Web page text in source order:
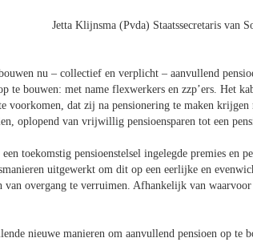
Jetta Klijnsma (Pvda) Staatssecretaris van
nu – collectief en verplicht – aanvullend
te bouwen: met name flexwerkers en zzp’ers. Het
voorkomen, dat zij na pensionering te maken
oplopend van vrijwillig pensioensparen tot een
toekomstig pensioenstelsel ingelegde premies en
uitgewerkt om dit op een eerlijke en
van overgang te verruimen. Afhankelijk van
nieuwe manieren om aanvullend pensioen op